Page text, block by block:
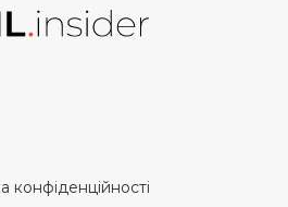
конфіденційності